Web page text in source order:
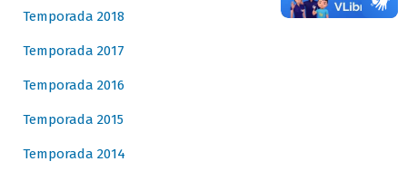
Temporada 2018
Temporada 2017
Temporada 2016
Temporada 2015
Temporada 2014